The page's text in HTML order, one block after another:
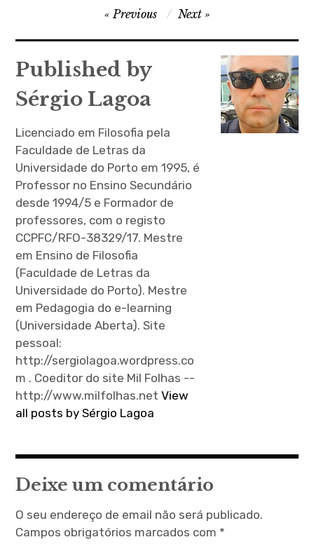
(Profª. Drª. Kelin Valeirão -
considerar que a didática
ensino:…
Navegação
de
artigos
Previous Next
Published by
Sérgio Lagoa
Licenciado em Filosofia pela
Faculdade de Letras da
Universidade do Porto em 1995, é
Professor no Ensino Secundário
desde 1994/5 e Formador de
professores, com o registo
CCPFC/RFO-38329/17. Mestre
em Ensino de Filosofia
(Faculdade de Letras da
Universidade do Porto). Mestre
em Pedagogia do e-learning
(Universidade Aberta). Site
pessoal:
http://sergiolagoa.wordpress.co
m . Coeditor do site Mil Folhas --
http://www.milfolhas.netView
all posts by Sérgio Lagoa
Deixe um comentário
O seu endereço de email não será publicado.
Campos obrigatórios marcados com *